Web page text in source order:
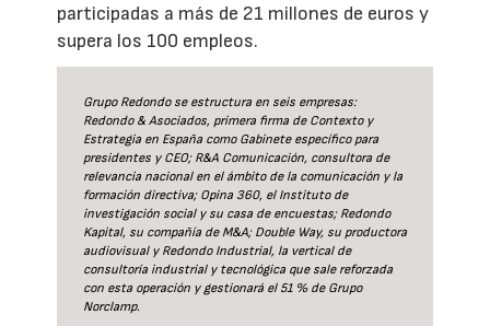
participadas a más de 21 millones de euros y
supera los 100 empleos.
Grupo Redondo se estructura en seis empresas:
Redondo & Asociados, primera firma de Contexto y
Estrategia en España como Gabinete específico para
presidentes y CEO; R&A Comunicación, consultora de
relevancia nacional en el ámbito de la comunicación y la
formación directiva; Opina 360, el Instituto de
investigación social y su casa de encuestas; Redondo
Kapital, su compañía de M&A; Double Way, su productora
audiovisual y Redondo Industrial, la vertical de
consultoría industrial y tecnológica que sale reforzada
con esta operación y gestionará el 51 % de Grupo
Norclamp.